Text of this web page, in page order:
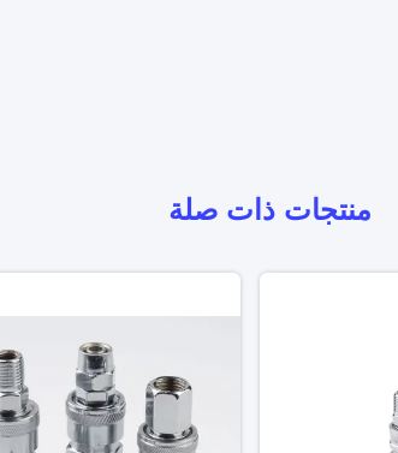
منتجات ذات صلة